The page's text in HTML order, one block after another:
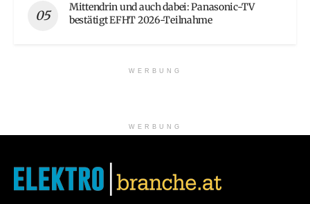
Mittendrin und auch dabei: Panasonic-TV
bestätigt EFHT 2026-Teilnahme
WERBUNG
WERBUNG